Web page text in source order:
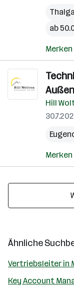
ab
Merken
Hill
Merken
Ähnliche
Vertriebsleiter in
Key Account